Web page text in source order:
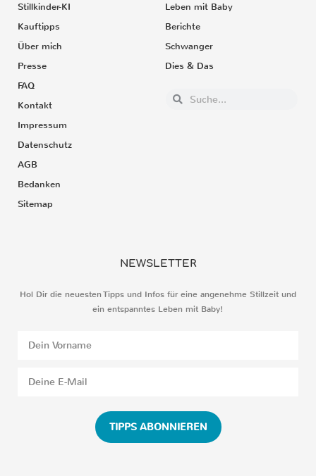
Stillkinder-KI
Kauftipps
Über mich
Presse
FAQ
Kontakt
Impressum
Datenschutz
AGB
Bedanken
Sitemap
Leben mit Baby
Berichte
Schwanger
Dies & Das
NEWSLETTER
Hol Dir die neuesten Tipps und Infos für eine angenehme Stillzeit und
ein entspanntes Leben mit Baby!
TIPPS ABONNIEREN